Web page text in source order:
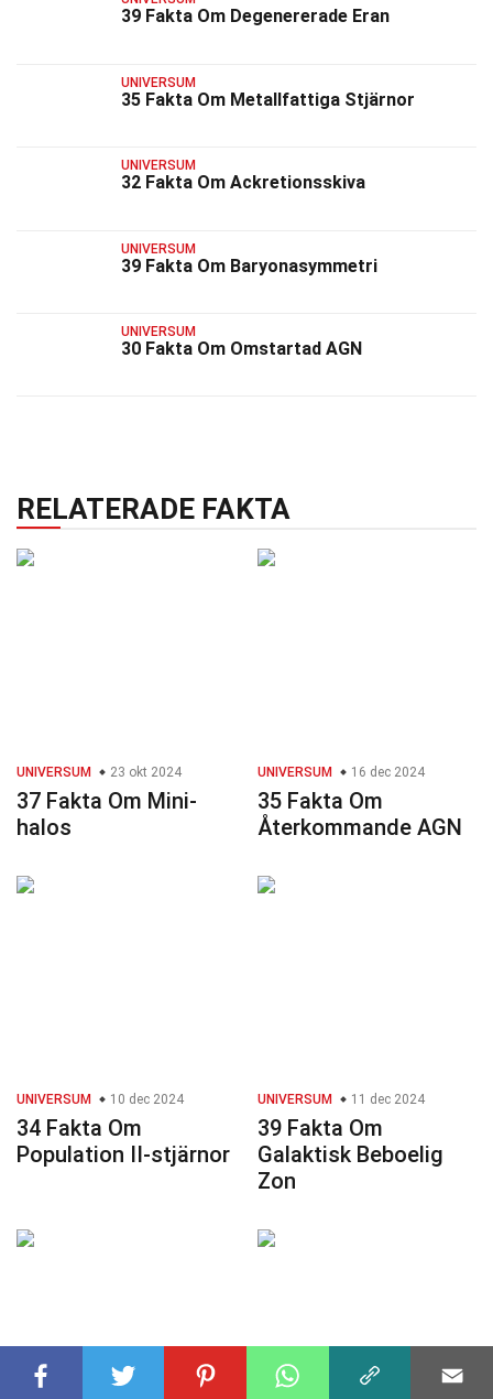
39 Fakta Om Degenererade Eran
UNIVERSUM
35 Fakta Om Metallfattiga Stjärnor
UNIVERSUM
32 Fakta Om Ackretionsskiva
UNIVERSUM
39 Fakta Om Baryonasymmetri
UNIVERSUM
30 Fakta Om Omstartad AGN
RELATERADE FAKTA
UNIVERSUM 23 okt 2024
37 Fakta Om Mini-
halos
UNIVERSUM 16 dec 2024
35 Fakta Om
Återkommande AGN
UNIVERSUM 10 dec 2024
34 Fakta Om
Population II-stjärnor
UNIVERSUM 11 dec 2024
39 Fakta Om
Galaktisk Beboelig
Zon